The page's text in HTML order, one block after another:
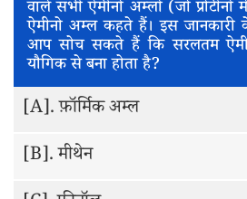
वाले सभी ऐमीनो अम्लों (जो
ऐमीनो अम्ल कहते हैं। इस जानकारी
आप सोच सकते हैं कि सरलतम
यौगिक से बना होता है?
[A].फ़ॉर्मिक अम्ल
[B].मीथेन